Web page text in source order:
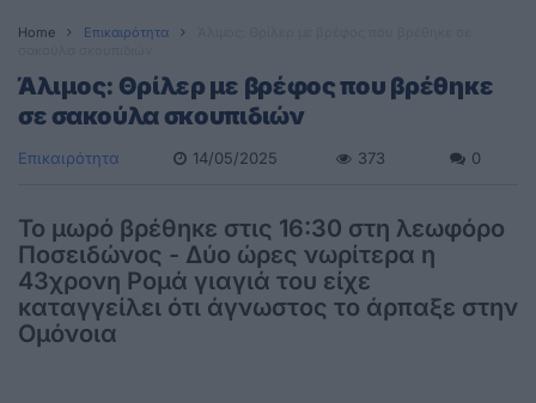
Home Επικαιρότητα
Άλιμος: Θρίλερ με βρέφος που βρέθηκε
σε σακούλα σκουπιδιών
Επικαιρότητα 14/05/2025 373 0
Το μωρό βρέθηκε στις 16:30 στη λεωφόρο
Ποσειδώνος - Δύο ώρες νωρίτερα η
43χρονη Ρομά γιαγιά του είχε
καταγγείλει ότι άγνωστος το άρπαξε στην
Ομόνοια